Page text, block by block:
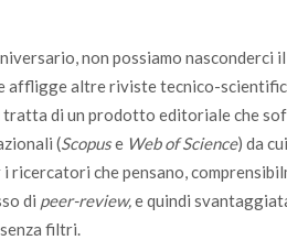
non possiamo nasconderci il
affligge altre riviste tecnico-
tratta di un prodotto editoriale che
(Scopuse Web of Science) da cui
che pensano,
di peer-review,e quindi
filtri.